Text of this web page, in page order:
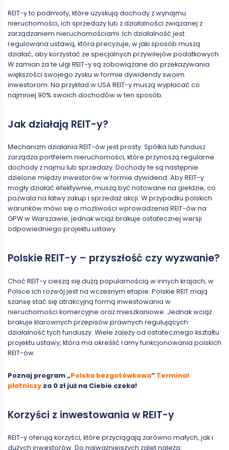
REIT-y to podmioty, które uzyskują dochody z wynajmu
nieruchomości, ich sprzedaży lub z działalności związanej z
zarządzaniem nieruchomościami. Ich działalność jest
regulowana ustawą, która precyzuje, w jaki sposób muszą
działać, aby korzystać ze specjalnych przywilejów podatkowych.
W zamian za te ulgi REIT-y są zobowiązane do przekazywania
większości swojego zysku w formie dywidendy swoim
inwestorom. Na przykład w USA REIT-y muszą wypłacać co
najmniej 90% swoich dochodów w ten sposób.
Jak działają REIT-y?
Mechanizm działania REIT-ów jest prosty. Spółka lub fundusz
zarządza portfelem nieruchomości, które przynoszą regularne
dochody z najmu lub sprzedaży. Dochody te są następnie
dzielone między inwestorów w formie dywidend. Aby REIT-y
mogły działać efektywnie, muszą być notowane na giełdzie, co
pozwala na łatwy zakup i sprzedaż akcji. W przypadku polskich
warunków mówi się o możliwości wprowadzenia REIT-ów na
GPW w Warszawie, jednak wciąż brakuje ostatecznej wersji
odpowiedniego projektu ustawy.
Polskie REIT-y – przyszłość czy wyzwanie?
Choć REIT-y cieszą się dużą popularnością w innych krajach, w
Polsce ich rozwój jest na wczesnym etapie. Polskie REIT mają
szansę stać się atrakcyjną formą inwestowania w
nieruchomości komercyjne oraz mieszkaniowe. Jednak wciąż
brakuje klarownych przepisów prawnych regulujących
działalność tych funduszy. Wiele zależy od ostatecznego kształtu
projektu ustawy, która ma określić ramy funkcjonowania polskich
REIT-ów.
Poznaj program „Polska bezgotówkowa” Terminal
płatniczy za 0 zł już na Ciebie czeka!
Korzyści z inwestowania w REIT-y
REIT-y oferują korzyści, które przyciągają zarówno małych, jak i
dużych inwestorów. Do najważniejszych zalet należą: